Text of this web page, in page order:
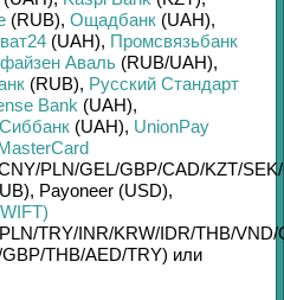
(RUB), Ощадбанк (UAH),
(UAH), Промсвязьбанк
Аваль (RUB/UAH),
(RUB), Русский Стандарт
Bank (UAH),
(UAH), UnionPay
PLN/GEL/GBP/CAD/KZT/SEK/
, Payoneer (USD),
PLN/TRY/INR/KRW/IDR/THB/VND/
GBP/THB/AED/TRY) или